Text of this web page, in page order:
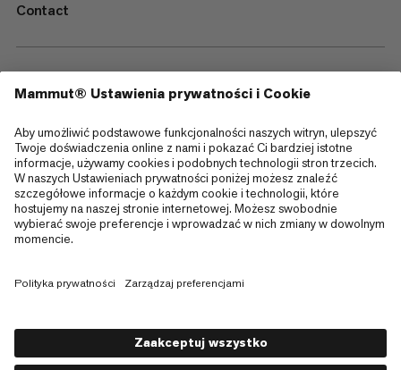
Contact
—
Sitemap
Cookies
Informacja prawna
Polityka Prywatności Danych